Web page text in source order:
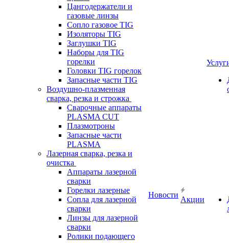
Цангодержатели и
газовые линзы
Сопло газовое TIG
Изоляторы TIG
Заглушки TIG
Наборы для TIG
горелки
Головки TIG горелок
Запасные части TIG
Воздушно-плазменная
сварка, резка и строжка
Сварочные аппараты
PLASMA CUT
Плазмотроны
Запасные части
PLASMA
Лазерная сварка, резка и
очистка
Аппараты лазерной
сварки
Горелки лазерные
Сопла для лазерной
сварки
Линзы для лазерной
сварки
Ролики подающего
Новости
Акции